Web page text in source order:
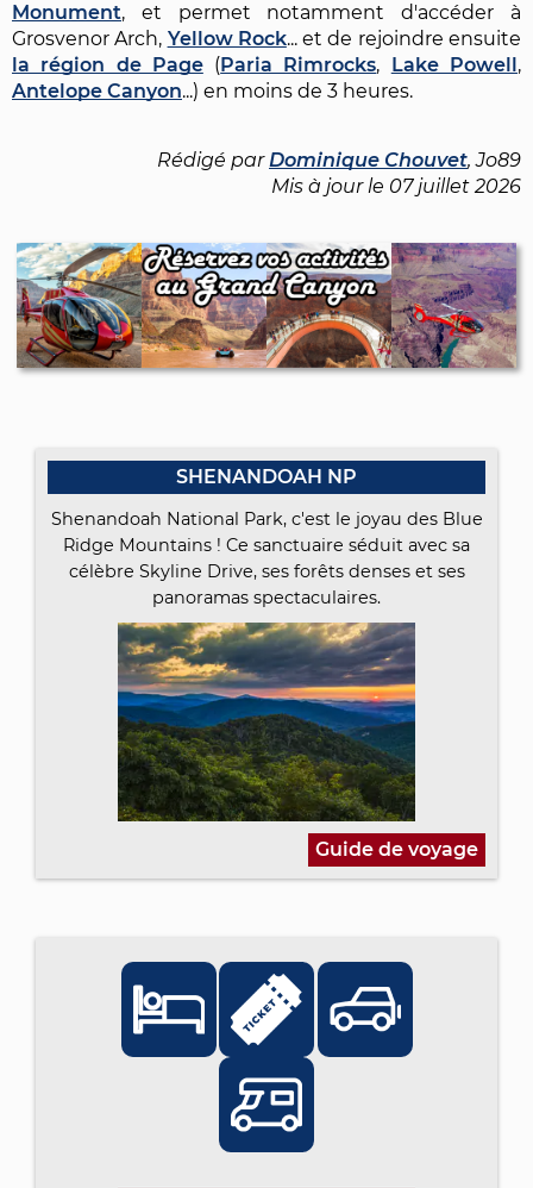
Monument, et permet notamment d'accéder à
Grosvenor Arch, Yellow Rock... et de rejoindre ensuite
la région de Page(Paria Rimrocks, Lake Powell,
Antelope Canyon...) en moins de 3 heures.
Rédigé parDominique Chouvet, Jo89
Mis à jour le 07 juillet 2026
SHENANDOAH NP
Shenandoah National Park, c'est le joyau des Blue
Ridge Mountains ! Ce sanctuaire séduit avec sa
célèbre Skyline Drive, ses forêts denses et ses
panoramas spectaculaires.
Guide de voyage